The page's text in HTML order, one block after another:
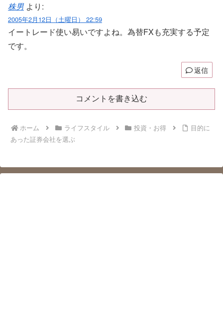
株男 より:
2005年2月12日（土曜日） 22:59
イートレード使い易いですよね。為替FXも充実する予定
です。
返信
コメントを書き込む
ホーム ライフスタイル 投資・お得
目的に
あった証券会社を選ぶ